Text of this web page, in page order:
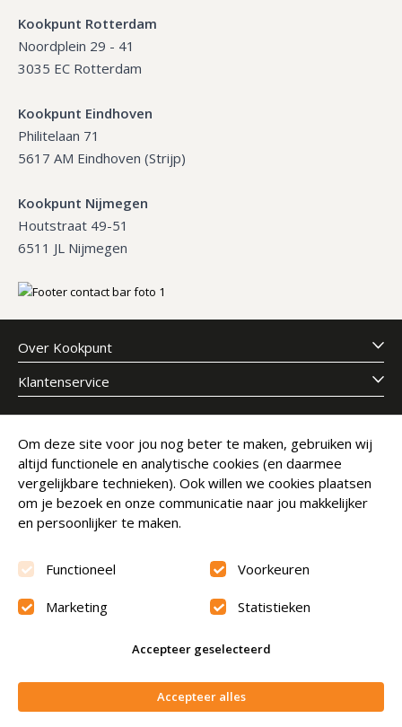
Niet op voorraad
Kookpunt Rotterdam
Noordplein 29 - 41
3035 EC Rotterdam
Kookpunt Eindhoven
Philitelaan 71
5617 AM Eindhoven (Strijp)
Kookpunt Nijmegen
Houtstraat 49-51
6511 JL Nijmegen
Over Kookpunt
Klantenservice
Meld je aan voor onze nieuwsbrief
E-mailadres
Abonneer
Beoordeling9.6
© Copyright 2026 Kookpunt.nl|Algemene voorwaarden
Privacyverklaring|Cookies
Om deze site voor jou nog beter te maken, gebruiken wij
altijd functionele en analytische cookies (en daarmee
vergelijkbare technieken). Ook willen we cookies plaatsen
om je bezoek en onze communicatie naar jou makkelijker
en persoonlijker te maken.
Functioneel Voorkeuren
Marketing Statistieken
Accepteer geselecteerd
Accepteer alles